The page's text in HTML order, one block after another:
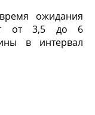
ожидания
от 3,5 до 6
в интервал